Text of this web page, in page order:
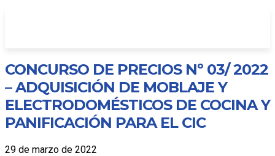
CONCURSO DE PRECIOS Nº 03/ 2022
– ADQUISICIÓN DE MOBLAJE Y
ELECTRODOMÉSTICOS DE COCINA Y
PANIFICACIÓN PARA EL CIC
29 de marzo de 2022